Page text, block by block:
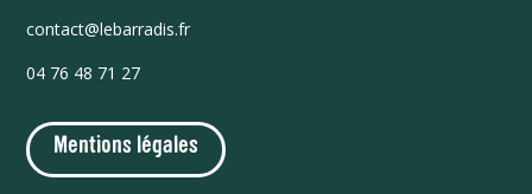
contact@lebarradis.fr
04 76 48 71 27
Mentions légales